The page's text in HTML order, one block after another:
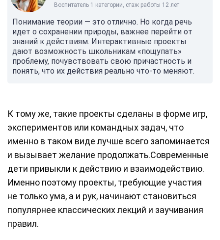
Воспитатель 1 категории, стаж работы 12 лет
Понимание теории — это отлично. Но когда речь
идет о сохранении природы, важнее перейти от
знаний к действиям. Интерактивные проекты
дают возможность школьникам «пощупать»
проблему, почувствовать свою причастность и
понять, что их действия реально что-то меняют.
К тому же, такие проекты сделаны в форме игр,
экспериментов или командных задач, что
именно в таком виде лучше всего запоминается
и вызывает желание продолжать.Современные
дети привыкли к действию и взаимодействию.
Именно поэтому проекты, требующие участия
не только ума, а и рук, начинают становиться
популярнее классических лекций и заучивания
правил.